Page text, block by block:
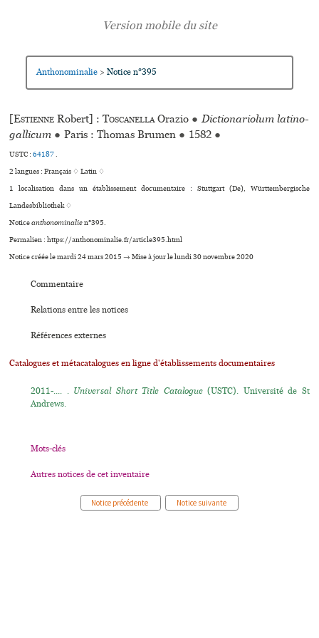
Anthonominalie > Notice n°395
[Estienne Robert] :ToscanellaOrazio ● Dictionariolum latino-
gallicum ● Paris : Thomas Brumen ● 1582 ●
USTC :64187.
2 langues :Français ♢Latin ♢
1 localisation dans un établissement documentaire : Stuttgart (De), Württembergische
Landesbibliothek ♢
Noticeanthonominalien°395.
Permalien : https://anthonominalie.fr/article395.html
Notice créée le mardi 24 mars 2015 → Mise à jour le lundi 30 novembre 2020
Commentaire
Relations entre les notices
Références externes
Catalogues et métacatalogues en ligne d'établissements documentaires
2011-.... . Universal Short Title Catalogue(USTC). Université de St
Andrews.
Mots-clés
Autres notices de cet inventaire
Notice précédente Notice suivante